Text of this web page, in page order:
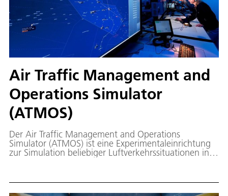
Air Traffic Management and
Operations Simulator
(ATMOS)
Der Air Traffic Management and Operations
Simulator (ATMOS) ist eine Experimentaleinrichtung
zur Simulation beliebiger Luftverkehrssituationen in